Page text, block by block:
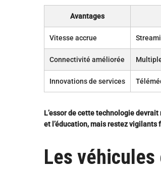
Avantages
Vitesse accrue
Connectivité améliorée
Innovations de services
L’essor de cette technologie
et l’éducation, mais restez
Les